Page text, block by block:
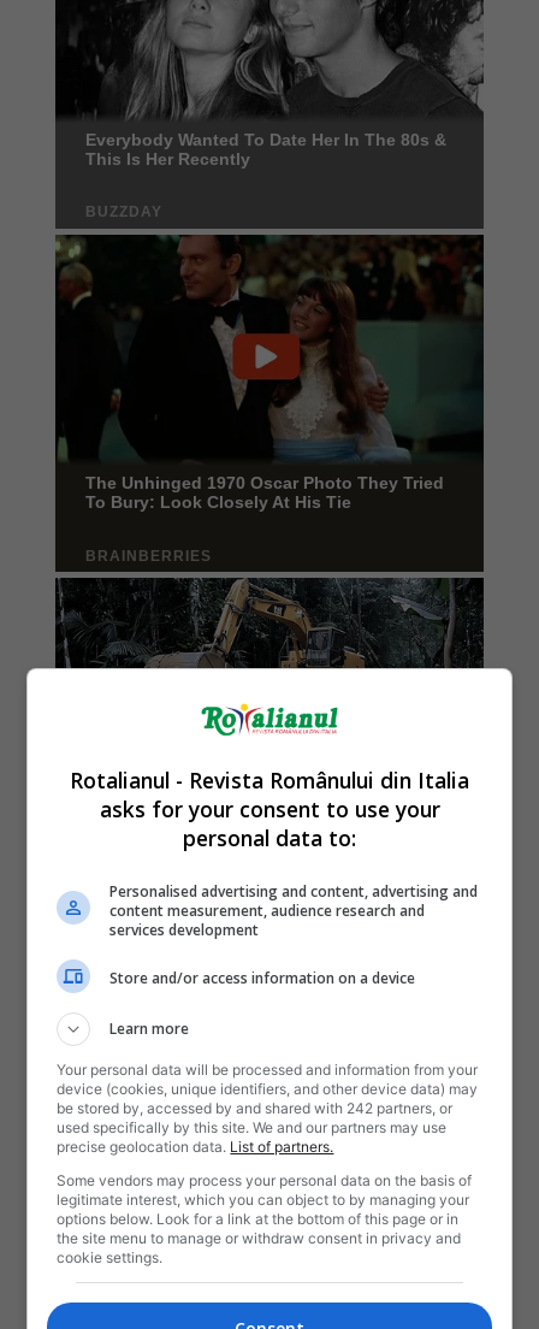
Rotalianul - Revista Românului din Italia
asks for your consent to use your
personal data to:
Personalised advertising and content, advertising and
content measurement, audience research and
services development
Store and/or access information on a device
Learn more
Your personal data will be processed and information from your
device (cookies, unique identifiers, and other device data) may
be stored by, accessed by and shared with 242 partners, or
used specifically by this site. We and our partners may use
precise geolocation data. List of partners.
Some vendors may process your personal data on the basis of
legitimate interest, which you can object to by managing your
options below. Look for a link at the bottom of this page or in
the site menu to manage or withdraw consent in privacy and
cookie settings.